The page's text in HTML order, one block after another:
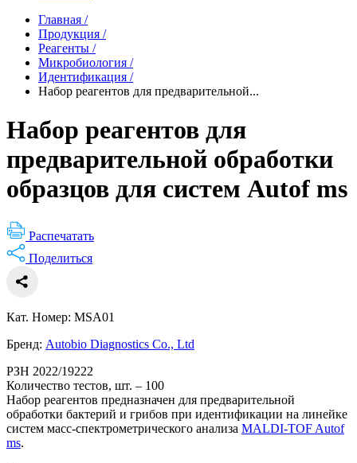
Главная /
Продукция /
Реагенты /
Микробиология /
Идентификация /
Набор реагентов для предварительной...
Набор реагентов для
предварительной обработки
образцов для систем Autof ms
Распечатать
Поделиться
Кат. Номер: MSA01
Бренд: Autobio Diagnostics Co., Ltd
РЗН 2022/19222
Количество тестов, шт. – 100
Набор реагентов предназначен для предварительной
обработки бактерий и грибов при идентификации на линейке
систем масс-спектрометрического анализа MALDI-TOF Autof
ms.